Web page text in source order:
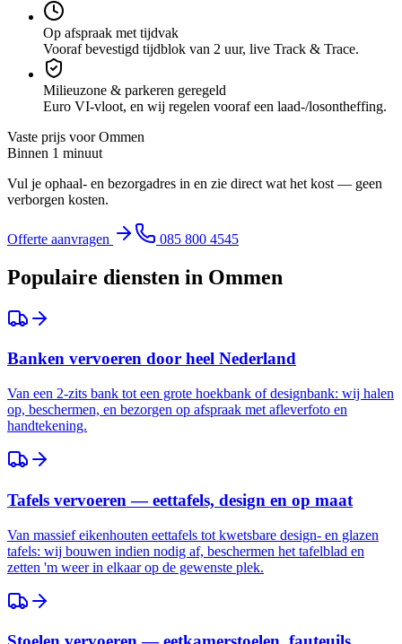
Op afspraak met tijdvak
Vooraf bevestigd tijdblok van 2 uur, live Track & Trace.
Milieuzone & parkeren geregeld
Euro VI-vloot, en wij regelen vooraf een laad-/losontheffing.
Vaste prijs voorOmmen
Binnen 1 minuut
Vul je ophaal- en bezorgadres in en zie direct wat het kost — geen
verborgen kosten.
Offerte aanvragen 085 800 4545
Populaire diensten in Ommen
Banken vervoeren door heel Nederland
Van een 2-zits bank tot een grote hoekbank of designbank: wij halen
op, beschermen, en bezorgen op afspraak met afleverfoto en
handtekening.
Tafels vervoeren — eettafels, design en op maat
Van massief eikenhouten eettafels tot kwetsbare design- en glazen
tafels: wij bouwen indien nodig af, beschermen het tafelblad en
zetten 'm weer in elkaar op de gewenste plek.